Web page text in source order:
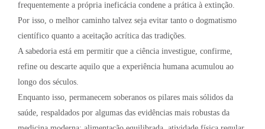
frequentemente a própria ineficácia condene a prática à extinção.
Por isso, o melhor caminho talvez seja evitar tanto o dogmatismo
científico quanto a aceitação acrítica das tradições.
A sabedoria está em permitir que a ciência investigue, confirme,
refine ou descarte aquilo que a experiência humana acumulou ao
longo dos séculos.
Enquanto isso, permanecem soberanos os pilares mais sólidos da
saúde, respaldados por algumas das evidências mais robustas da